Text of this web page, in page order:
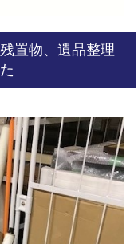
置物、遺品整理